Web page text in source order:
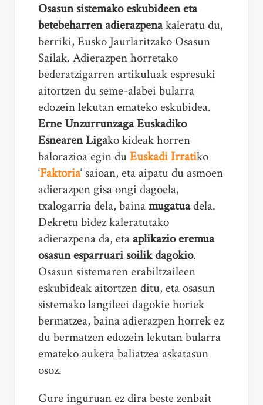
Osasun sistemako eskubideen eta
betebeharren adierazpenakaleratu du,
berriki, Eusko Jaurlaritzako Osasun
Sailak. Adierazpen horretako
bederatzigarren artikuluak espresuki
aitortzen du seme-alabei bularra
edozein lekutan emateko eskubidea.
Erne UnzurrunzagaEuskadiko
Esnearen Ligako kideak horren
balorazioa egin duEuskadi Irratiko
‘Faktoria‘ saioan, eta aipatu du asmoen
adierazpen gisa ongi dagoela,
txalogarria dela, bainamugatuadela.
Dekretu bidez kaleratutako
adierazpena da, etaaplikazio eremua
osasun esparruari soilik dagokio.
Osasun sistemaren erabiltzaileen
eskubideak aitortzen ditu, eta osasun
sistemako langileei dagokie horiek
bermatzea, baina adierazpen horrek ez
du bermatzen edozein lekutan bularra
emateko aukera baliatzea askatasun
osoz.
Gure inguruan ez dira beste zenbait